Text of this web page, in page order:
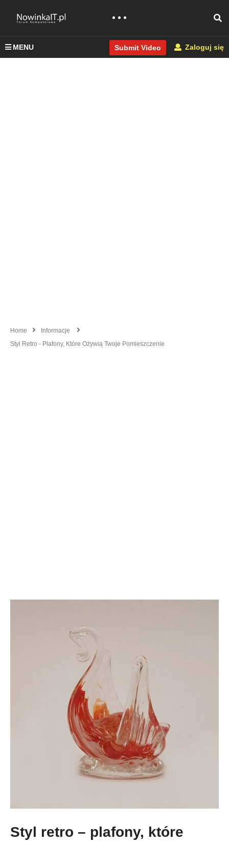
MENU Submit Video Zaloguj się
Home
Informacje
Styl Retro - Plafony, Które Ożywią Twoje Pomieszczenie
Styl retro – plafony, które